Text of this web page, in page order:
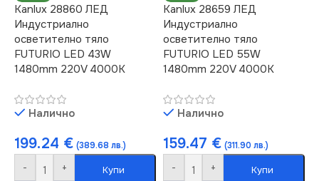
10000
СТЕПЕН НА ЗАЩИТА
IP65
НАПРЕЖЕНИЕ (V)
220V
4000
СВЕТЛИНЕН ПОТОК
(LM)
7500
СТЕПЕН НА ЗАЩИТА
Kanlux 28860 ЛЕД
Индустриално
осветително тяло
FUTURIO LED 43W
1480mm 220V 4000K
Налично
199.24 € (389.68 лв.)
- + Купи
Kanlux 28659 ЛЕД
Индустриално
осветително тяло
FUTURIO LED 55W
1480mm 220V 4000K
Налично
159.47 € (311.90 лв.)
- + Купи